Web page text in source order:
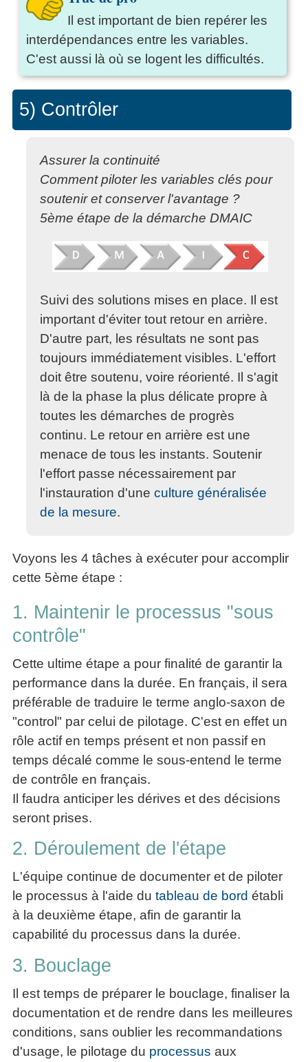
Il est important de bien repérer les
interdépendances entre les variables.
C'est aussi là où se logent les difficultés.
5) Contrôler
Assurer la continuité
Comment piloter les variables clés pour
soutenir et conserver l'avantage ?
5ème étape de la démarche DMAIC
Suivi des solutions mises en place. Il est
important d'éviter tout retour en arrière.
D'autre part, les résultats ne sont pas
toujours immédiatement visibles. L'effort
doit être soutenu, voire réorienté. Il s'agit
là de la phase la plus délicate propre à
toutes les démarches de progrès
continu. Le retour en arrière est une
menace de tous les instants. Soutenir
l'effort passe nécessairement par
l'instauration d'uneculture généralisée
de la mesure.
Voyons les 4 tâches à exécuter pour accomplir
cette 5ème étape :
1. Maintenir le processus "sous
contrôle"
Cette ultime étape a pour finalité de garantir la
performance dans la durée. En français, il sera
préférable de traduire le terme anglo-saxon de
"control" par celui de pilotage. C'est en effet un
rôle actif en temps présent et non passif en
temps décalé comme le sous-entend le terme
de contrôle en français.
Il faudra anticiper les dérives et des décisions
seront prises.
2. Déroulement de l'étape
L'équipe continue de documenter et de piloter
le processus à l'aide du tableau de bord établi
à la deuxième étape, afin de garantir la
capabilité du processus dans la durée.
3. Bouclage
Il est temps de préparer le bouclage, finaliser la
documentation et de rendre dans les meilleures
conditions, sans oublier les recommandations
d'usage, le pilotage du processus aux